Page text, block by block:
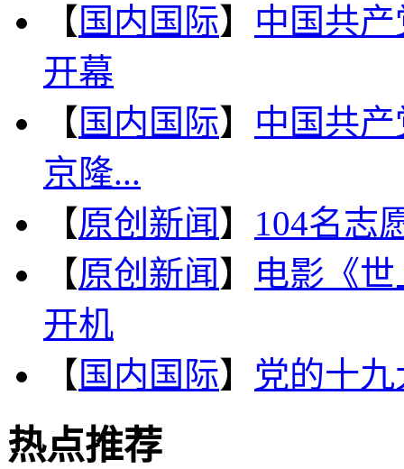
【 国内国际】 中国共
开幕
【 国内国际】 中国共
京隆...
【原创新闻 】 104名志
【原创新闻 】
电影《
开机
【 国内国际】 党的十
热点推荐